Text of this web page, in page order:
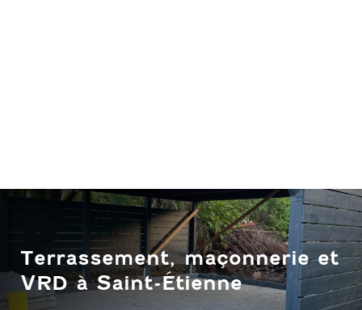
Terrassement, maçonnerie et
VRD à Saint-Étienne